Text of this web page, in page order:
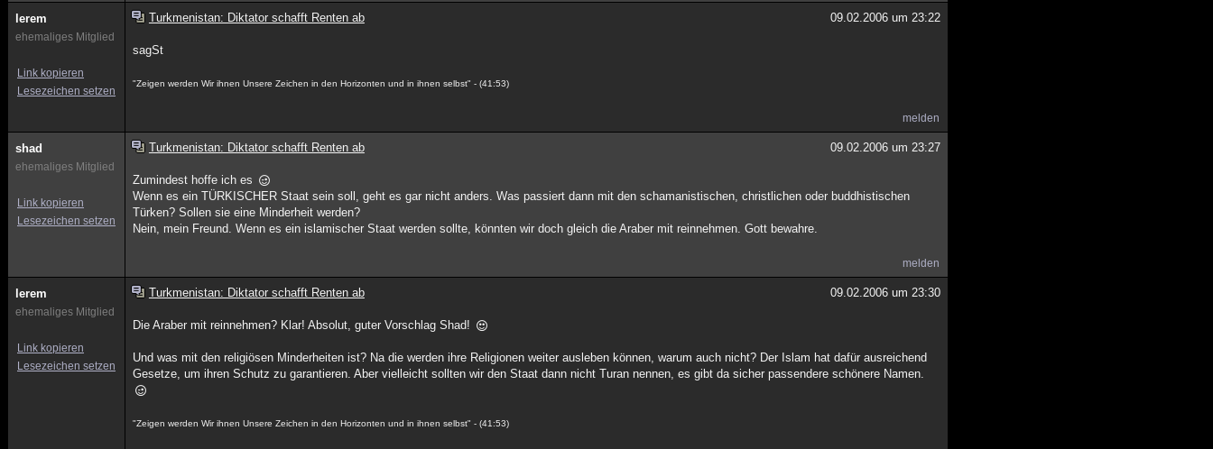
lerem
ehemaliges Mitglied
Link kopieren
Lesezeichen setzen
Turkmenistan: Diktator schafft Renten ab 09.02.2006 um 23:22
sagSt
"Zeigen werden Wir ihnen Unsere Zeichen in den Horizonten und in ihnen selbst" - (41:53)
melden
shad
ehemaliges Mitglied
Link kopieren
Lesezeichen setzen
Turkmenistan: Diktator schafft Renten ab 09.02.2006 um 23:27
Zumindest hoffe ich es
Wenn es ein TÜRKISCHER Staat sein soll, geht es gar nicht anders. Was passiert dann mit den schamanistischen, christlichen oder buddhistischen
Türken? Sollen sie eine Minderheit werden?
Nein, mein Freund. Wenn es ein islamischer Staat werden sollte, könnten wir doch gleich die Araber mit reinnehmen. Gott bewahre.
melden
lerem
ehemaliges Mitglied
Link kopieren
Lesezeichen setzen
Turkmenistan: Diktator schafft Renten ab 09.02.2006 um 23:30
Die Araber mit reinnehmen? Klar! Absolut, guter Vorschlag Shad!
Und was mit den religiösen Minderheiten ist? Na die werden ihre Religionen weiter ausleben können, warum auch nicht? Der Islam hat dafür ausreichend
Gesetze, um ihren Schutz zu garantieren. Aber vielleicht sollten wir den Staat dann nicht Turan nennen, es gibt da sicher passendere schönere Namen.
"Zeigen werden Wir ihnen Unsere Zeichen in den Horizonten und in ihnen selbst" - (41:53)